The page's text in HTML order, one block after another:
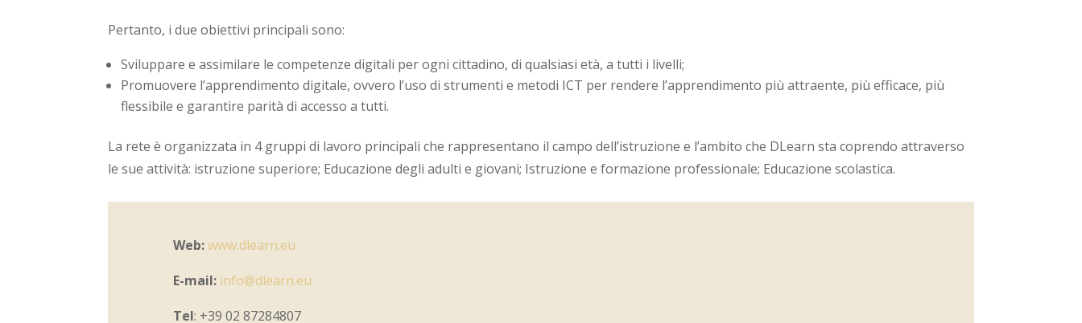
Pertanto, i due obiettivi principali sono:
Sviluppare e assimilare le competenze digitali per ogni cittadino, di qualsiasi età, a tutti i livelli;
Promuovere l’apprendimento digitale, ovvero l’uso di strumenti e metodi ICT per rendere l’apprendimento più attraente, più efficace, più
flessibile e garantire parità di accesso a tutti.
La rete è organizzata in 4 gruppi di lavoro principali che rappresentano il campo dell’istruzione e l’ambito che DLearn sta coprendo attraverso
le sue attività: istruzione superiore; Educazione degli adulti e giovani; Istruzione e formazione professionale; Educazione scolastica.
Web:www.dlearn.eu
E-mail: info@dlearn.eu
Tel: +39 02 87284807